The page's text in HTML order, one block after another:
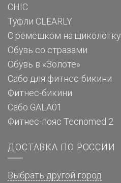
CHIC
Туфли CLEARLY
С ремешком на щиколотку
Обувь со стразами
Обувь в «Золоте»
Сабо для фитнес-бикини
Фитнес-бикини
Сабо GALA01
Фитнес-пояс Tecnomed 2
ДОСТАВКА ПО РОССИИ
Выбрать другой город